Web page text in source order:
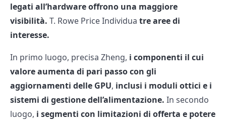
legati all’hardware offrono una maggiore
visibilità. T. Rowe Price Individua tre aree di
interesse.
In primo luogo, precisa Zheng, i componenti il cui
valore aumenta di pari passo con gli
aggiornamenti delle GPU, inclusi i moduli ottici e i
sistemi di gestione dell’alimentazione. In secondo
luogo, i segmenti con limitazioni di offerta e potere